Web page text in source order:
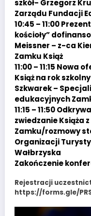
szkół- Grzegorz
Zarządu Fundacji
10:45 – 11:00
kościoły”
Meissner – z-ca
Zamku Książ
11:00 – 11:15
Książ na rok
Szkwarek –
edukacyjnych
11:15 – 11:50
zwiedzanie Książa
Zamku/rozmowy
Organizacji
Wałbrzyska
Zakończenie
Rejestracji
https://forms.gle/